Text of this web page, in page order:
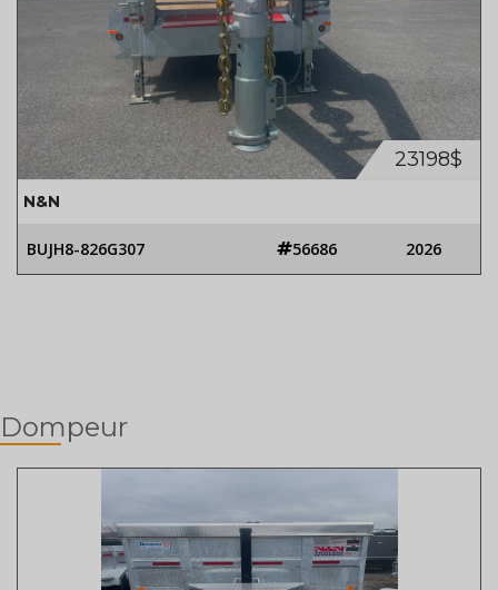
23198$
N&N
BUJH8-826G307 56686 2026
Dompeur